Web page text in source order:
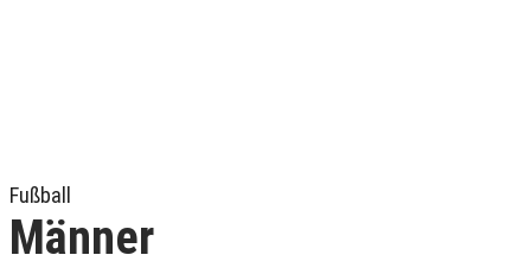
Fußball
Männer